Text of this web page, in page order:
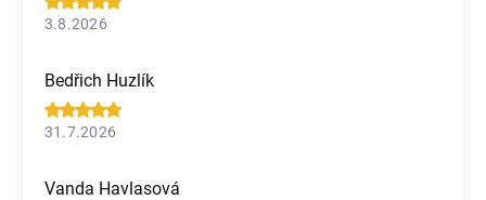
3.8.2026
Bedřich Huzlík
31.7.2026
Vanda Havlasová